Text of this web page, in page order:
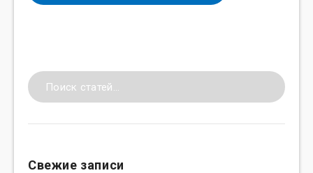
Свежие записи